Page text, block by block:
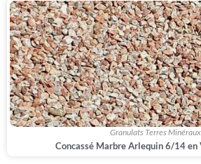
Granulats Terres Minéraux
Concassé Marbre Arlequin 6/14 en